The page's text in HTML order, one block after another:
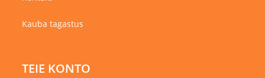
Kauba tagastus
TEIE KONTO